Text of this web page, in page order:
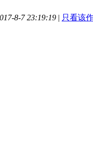
8-7 23:19:19 | 只看该